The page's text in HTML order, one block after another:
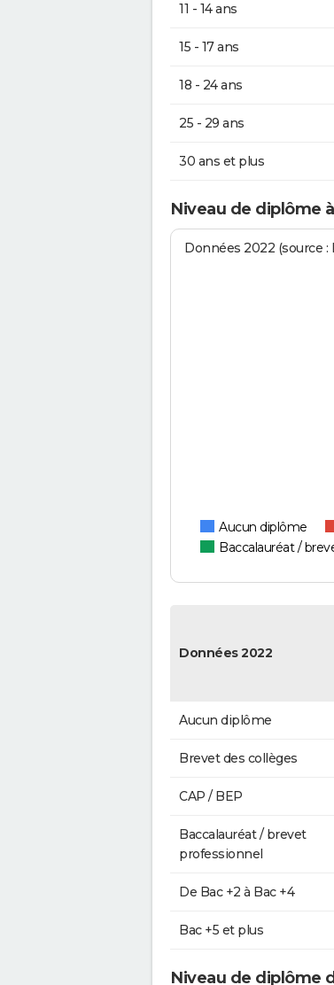
11 - 14 ans
15 - 17 ans
18 - 24 ans
25 - 29 ans
30 ans et plus
Niveau de diplôme
Données 2022 (source
Aucun diplôme
Baccalauréat /
Données 2022
Aucun diplôme
Brevet des collèges
CAP / BEP
Baccalauréat / brevet
professionnel
De Bac +2 à Bac +4
Bac +5 et plus
Niveau de diplôme